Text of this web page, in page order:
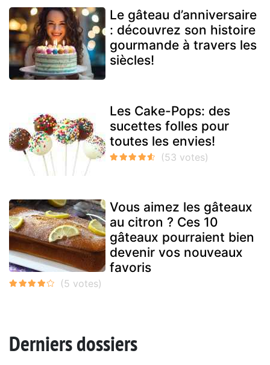
Le gâteau d’anniversaire
: découvrez son histoire
gourmande à travers les
siècles!
Les Cake-Pops: des
sucettes folles pour
toutes les envies!
Vous aimez les gâteaux
au citron ? Ces 10
gâteaux pourraient bien
devenir vos nouveaux
favoris
Derniers dossiers